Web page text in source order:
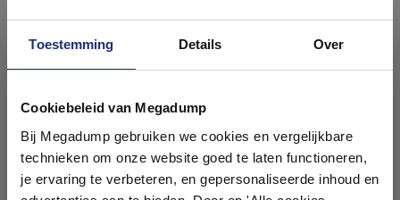
Toestemming Details Over
Cookiebeleid van Megadump
Bij Megadump gebruiken we cookies en vergelijkbare
technieken om onze website goed te laten functioneren,
je ervaring te verbeteren, en gepersonaliseerde inhoud en
Chroom
volgende (werk)dag in huis
badkamers in onze 1000 m²
showroom
Laat je inspireren door 21 volledig ingerichte
badkameropstellingen – van compact tot luxe. Onze